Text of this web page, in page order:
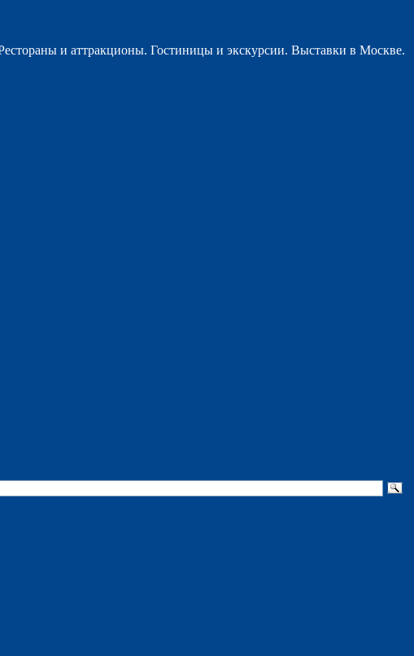
и аттракционы. Гостиницы и экскурсии. Выставки в Москве.